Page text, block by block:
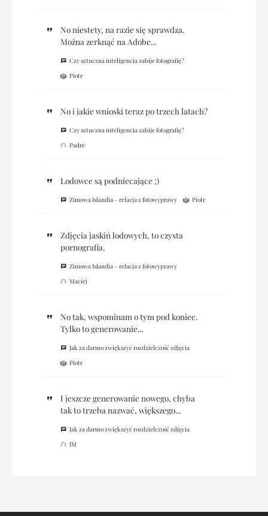
No niestety, na razie się sprawdza.
Można zerknąć na Adobe...
Czy sztuczna inteligencja zabije fotografię?
Piotr
No i jakie wnioski teraz po trzech latach?
Czy sztuczna inteligencja zabije fotografię?
Padre
Lodowce są podniecające ;)
Zimowa Islandia – relacja z fotowyprawy Piotr
Zdjęcia jaskiń lodowych, to czysta
pornografia.
Zimowa Islandia – relacja z fotowyprawy
Maciej
No tak, wspominam o tym pod koniec.
Tylko to generowanie...
Jak za darmo zwiększyć rozdzielczość zdjęcia
Piotr
I jeszcze generowanie nowego, chyba
tak to trzeba nazwać, większego...
Jak za darmo zwiększyć rozdzielczość zdjęcia
IM